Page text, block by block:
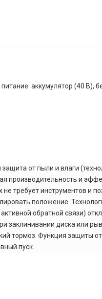
аккумулятор (40 В),
от пыли и влаги
производительность и
не требует инструментов и
положение.
обратной связи)
заклинивании диска или
тормоз. Функция защиты
пуск.